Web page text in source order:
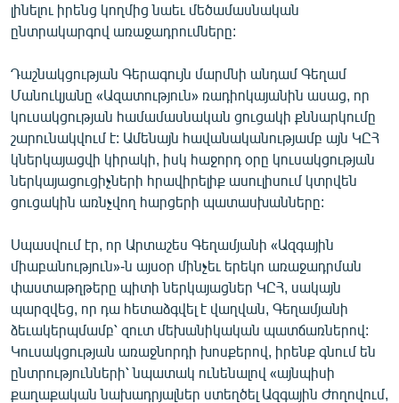
լինելու իրենց կողմից նաեւ մեծամասնական
ընտրակարգով առաջադրումները:
Դաշնակցության Գերագույն մարմնի անդամ Գեղամ
Մանուկյանը «Ազատություն» ռադիոկայանին ասաց, որ
կուսակցության համամասնական ցուցակի քննարկումը
շարունակվում է: Ամենայն հավանականությամբ այն ԿԸՀ
կներկայացվի կիրակի, իսկ հաջորդ օրը կուսակցության
ներկայացուցիչների հրավիրելիք ասուլիսում կտրվեն
ցուցակին առնչվող հարցերի պատասխանները:
Սպասվում էր, որ Արտաշես Գեղամյանի «Ազգային
միաբանություն»-ն այսօր մինչեւ երեկո առաջադրման
փաստաթղթերը պիտի ներկայացներ ԿԸՀ, սակայն
պարզվեց, որ դա հետաձգվել է վաղվան, Գեղամյանի
ձեւակերպմամբ՝ զուտ մեխանիկական պատճառներով:
Կուսակցության առաջնորդի խոսքերով, իրենք գնում են
ընտրությունների՝ նպատակ ունենալով «այնպիսի
քաղաքական նախադրյալներ ստեղծել Ազգային Ժողովում,